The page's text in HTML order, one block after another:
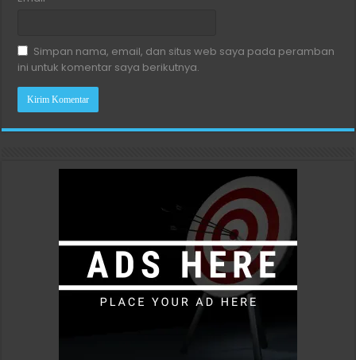
Simpan nama, email, dan situs web saya pada peramban
ini untuk komentar saya berikutnya.